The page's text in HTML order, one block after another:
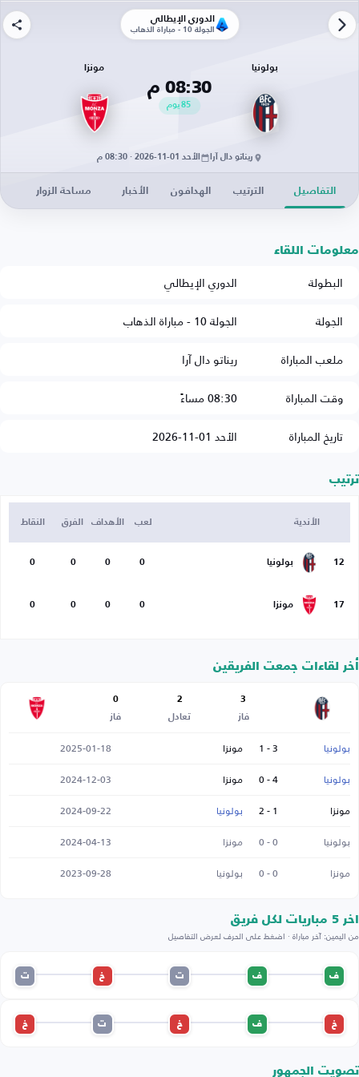
الدوري الإيطالي
الجولة 10 - مباراة الذهاب
بولونيا
08:30 م
85يوم
مونزا
ريناتو دال آرا الأحد 01-11-2026 · 08:30 م
التفاصيل الترتيب الهدافون الأخبار مساحة الزوار
معلومات اللقاء
البطولة
الدوري الإيطالي
الجولة
الجولة 10 - مباراة الذهاب
ملعب المباراة
ريناتو دال آرا
وقت المباراة
08:30 مساءً
تاريخ المباراة
الأحد 01-11-2026
ترتيب
الأندية لعب الأهداف الفرق النقاط
12 بولونيا 0
0
0
0
17 مونزا 0
0
0
0
أخر لقاءات جمعت الفريقين
3
فاز
2
تعادل
0
فاز
بولونيا 3 - 1 مونزا
2025-01-18
بولونيا
4 - 0 مونزا
2024-12-03
مونزا
1 - 2 بولونيا
2024-09-22
بولونيا
0 - 0 مونزا
2024-04-13
مونزا
0 - 0 بولونيا 2023-09-28
اخر 5 مباريات لكل فريق
من اليمين: آخر مباراة · اضغط على الحرف لعرض التفاصيل
ف ف ت خ ت
خ ف خ ت خ
تصويت الجمهور